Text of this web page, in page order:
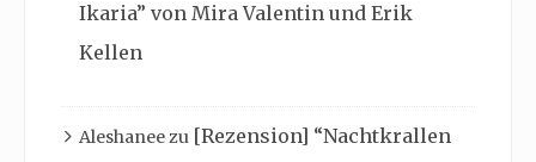
Ikaria” von Mira Valentin und Erik
Kellen
Aleshaneezu [Rezension] “Nachtkrallen